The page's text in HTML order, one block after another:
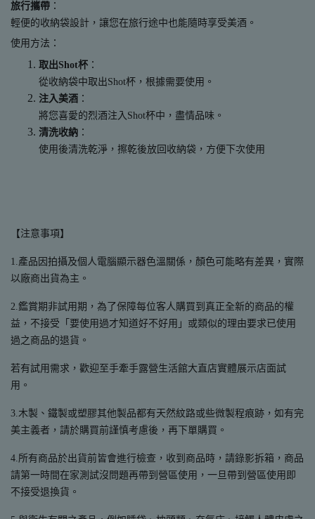
旅行攜帶 ：
輕便的收納袋設計，讓您在旅行途中也能隨時享受美酒。
使用方法：
取出Shot杯 ：
從收納袋中取出Shot杯，根據需要使用。
注入美酒 ：
將您喜愛的烈酒注入Shot杯中，盡情品味。
清洗收納 ：
使用後清洗乾淨，擦乾後放回收納袋，方便下次使用
【注意事項】
1.產品因拍攝及個人電腦顯示器色溫關係，顏色可能略有差異，實際
以廠商出貨為主。
2.鑑賞期非試用期，為了保障每位客人購買到真正全新的商品的權
益，不接受「要使用過才知道好不好用」或類似的理由要求已使用
過之商品的退貨。
若有試用需求，歡迎至手牽手露營生活館大直店實體展示店面試
用。
3.木製、鐵製或塑膠其他製品都有天然紋路或些微製程痕跡，如有完
美主義者，請於購買前謹慎考慮後，再下單購買。
4.所有商品於出貨前皆會進行檢查，收到商品時，請錄影拆箱，商品
請第一時間在家測試沒問題再帶到營區使用，一旦帶到營區使用即
不接受退換貨。